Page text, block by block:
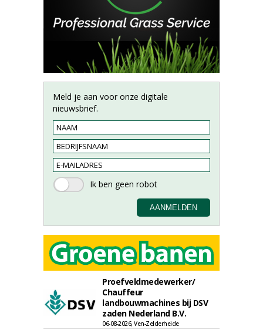
Meld je aan voor onze digitale
nieuwsbrief.
Proefveldmedewerker/
Chauffeur
landbouwmachines bij DSV
zaden Nederland B.V.
06-08-2026, Ven-Zelderheide